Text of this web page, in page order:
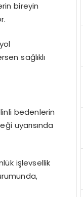
bireyin
sağlıklı
bedenlerin
uyarısında
işlevsellik